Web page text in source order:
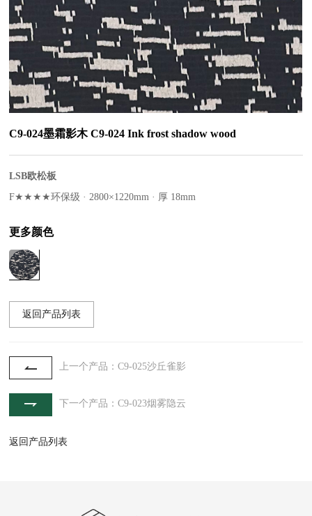
C9-024墨霜影木 C9-024 Ink frost shadow wood
LSB欧松板
F★★★★环保级 · 2800×1220mm · 厚 18mm
更多颜色
返回产品列表
上一个产品：C9-025沙丘雀影
下一个产品：C9-023烟雾隐云
返回产品列表